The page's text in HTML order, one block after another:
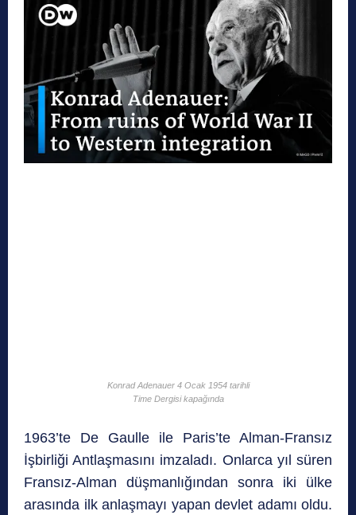
Konrad Adenauer 4 Ocak 1954 tarihli
Time Dergisi kapağında
1963’te De Gaulle ile Paris’te Alman-Fransız
İşbirliği Antlaşmasını imzaladı. Onlarca yıl süren
Fransız-Alman düşmanlığından sonra iki ülke
arasında ilk anlaşmayı yapan devlet adamı oldu.